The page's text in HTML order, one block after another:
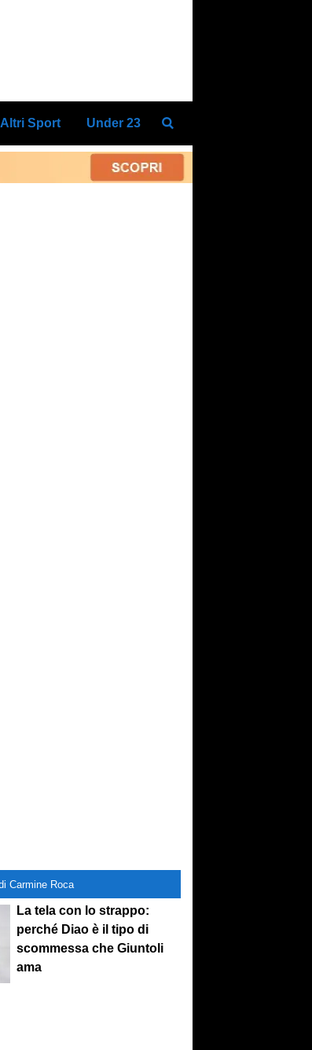
Altri Sport Under 23
Carmine Roca
La tela con lo strappo:
perché Diao è il tipo di
scommessa che Giuntoli
ama